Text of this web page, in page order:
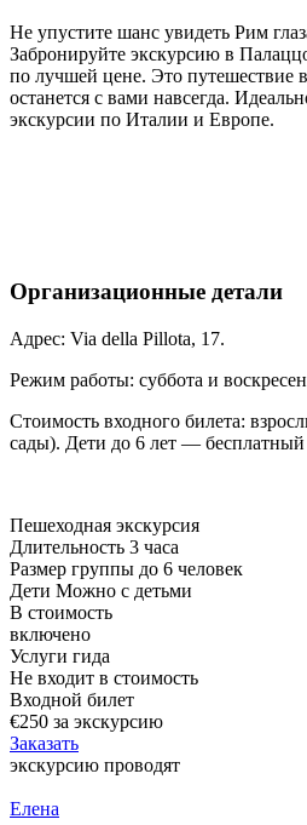
Не упустите шанс увидеть Рим
Забронируйте экскурсию в
по лучшей цене. Это путешествие
останется с вами навсегда.
экскурсии по Италии и Европе.
Организационные детали
Адрес: Via della Pillota, 17.
Режим работы: суббота и
Стоимость входного билета:
сады). Дети до 6 лет — бесплатный
Пешеходная экскурсия
Длительность 3 часа
Размер группы до 6 человек
Дети Можно с детьми
В стоимость
включено
Услуги гида
Не входит в стоимость
Входной билет
€250 за экскурсию
Заказать
экскурсию проводят
Елена